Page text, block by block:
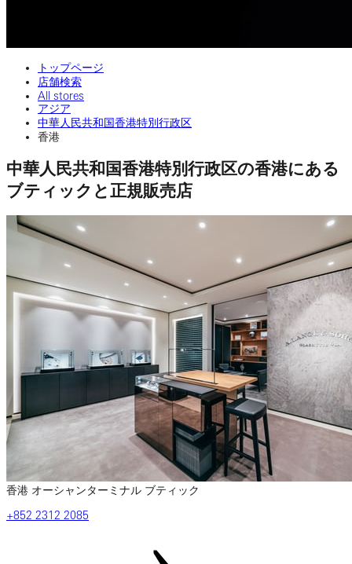
トップページ
店舗検索
All stores
アジア
中華人民共和国香港特別行政区
香港
中華人民共和国香港特別行政区の香港にある
ブティックと正規販売店
香港 オーシャンターミナル ブティック
‎+852‎ 2312‎ 2085